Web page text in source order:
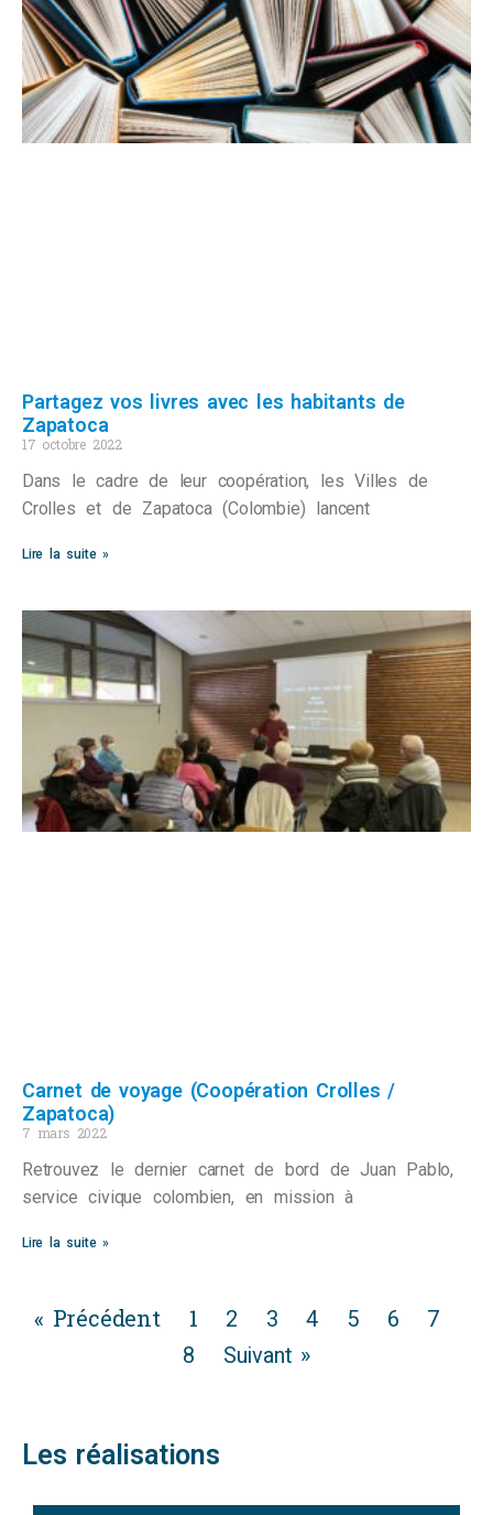
Partagez vos livres avec les habitants de
Zapatoca
17 octobre 2022
Dans le cadre de leur coopération, les Villes de
Crolles et de Zapatoca (Colombie) lancent
Lire la suite »
Carnet de voyage (Coopération Crolles /
Zapatoca)
7 mars 2022
Retrouvez le dernier carnet de bord de Juan Pablo,
service civique colombien, en mission à
Lire la suite »
« Précédent 1 2 3 4 5 6
7
8
Suivant »
Les réalisations